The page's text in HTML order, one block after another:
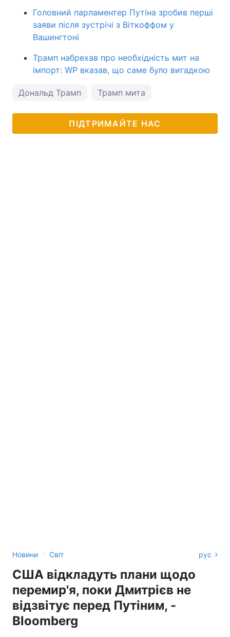
Головний парламентер Путіна зробив перші
заяви після зустрічі з Віткоффом у
Вашингтоні
Трамп набрехав про необхідність мит на
імпорт: WP вказав, що саме було вигадкою
Дональд Трамп Трамп мита
ПІДТРИМАЙТЕ НАС
Новини › Світ рус
США відкладуть плани щодо
перемир'я, поки Дмитрієв не
відзвітує перед Путіним, -
Bloomberg